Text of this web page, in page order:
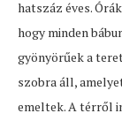
hatszáz éves.
hogy minden
gyönyörűek a
szobra áll,
emeltek. A térről